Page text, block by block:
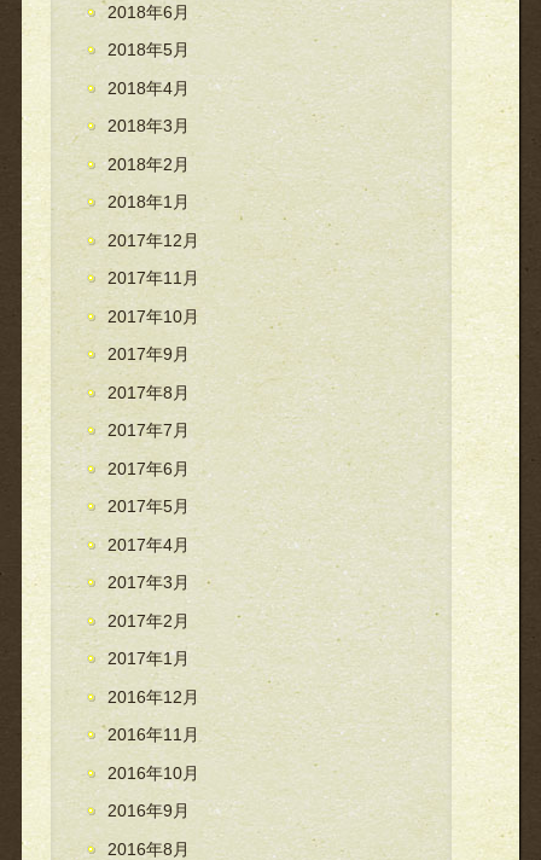
2018年6月
2018年5月
2018年4月
2018年3月
2018年2月
2018年1月
2017年12月
2017年11月
2017年10月
2017年9月
2017年8月
2017年7月
2017年6月
2017年5月
2017年4月
2017年3月
2017年2月
2017年1月
2016年12月
2016年11月
2016年10月
2016年9月
2016年8月